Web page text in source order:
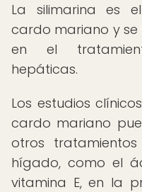
La silimarina es
cardo mariano y
en el
hepáticas.
Los estudios
cardo mariano
otros
hígado, como el
vitamina E, en la